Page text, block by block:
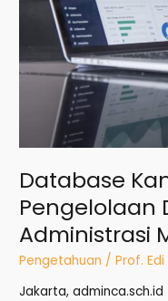
Database
Pengelolaan
Administrasi
Pengetahuan /Prof.
Jakarta,
Administrasi
Modern